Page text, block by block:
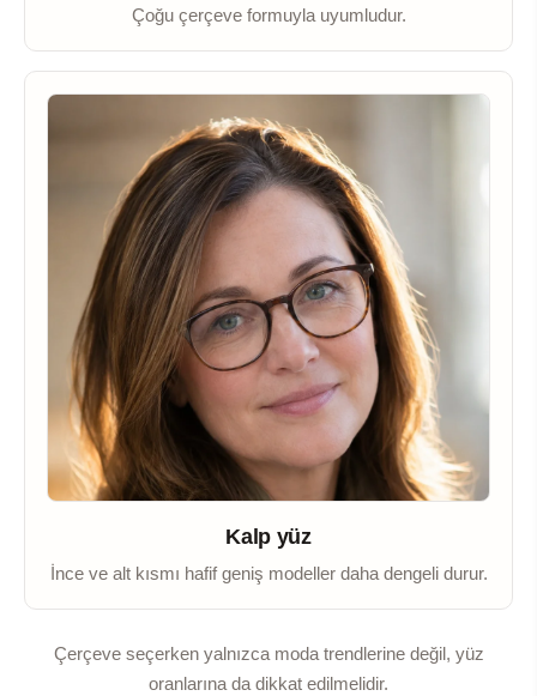
Çoğu çerçeve formuyla uyumludur.
Kalp yüz
İnce ve alt kısmı hafif geniş modeller daha dengeli durur.
Çerçeve seçerken yalnızca moda trendlerine değil, yüz
oranlarına da dikkat edilmelidir.